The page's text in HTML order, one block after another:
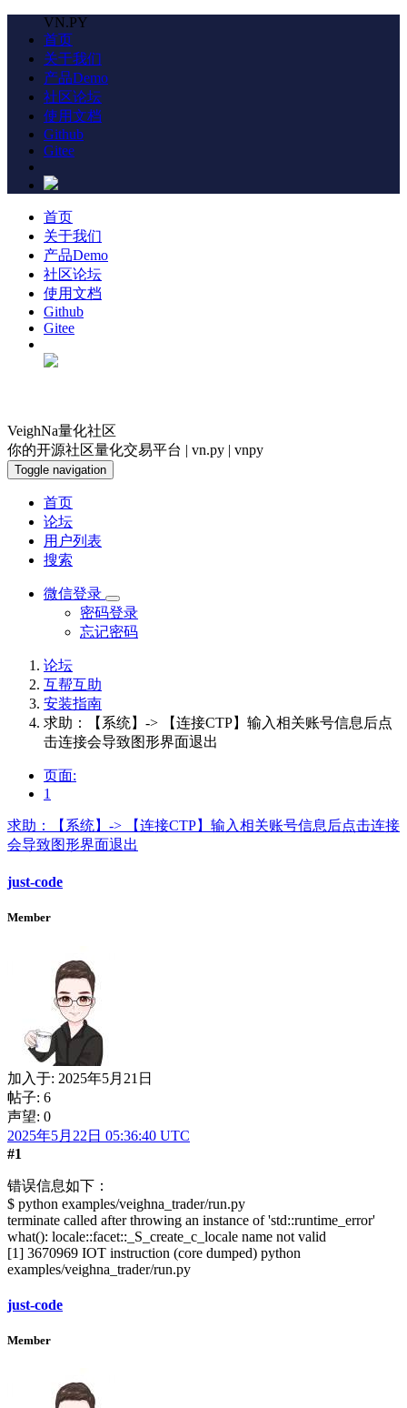
VN.PY
首页
关于我们
产品Demo
社区论坛
使用文档
Github
Gitee
首页
关于我们
产品Demo
社区论坛
使用文档
Github
Gitee
VeighNa量化社区
你的开源社区量化交易平台 | vn.py | vnpy
Toggle navigation
首页
论坛
用户列表
搜索
微信登录
密码登录
忘记密码
论坛
互帮互助
安装指南
求助：【系统】-> 【连接CTP】输入相关账号信息后点
击连接会导致图形界面退出
页面:
1
求助：【系统】-> 【连接CTP】输入相关账号信息后点击连接
会导致图形界面退出
just-code
Member
加入于: 2025年5月21日
帖子: 6
声望: 0
2025年5月22日 05:36:40 UTC
#1
错误信息如下：
$ python examples/veighna_trader/run.py
terminate called after throwing an instance of 'std::runtime_error'
what(): locale::facet::_S_create_c_locale name not valid
[1] 3670969 IOT instruction (core dumped) python
examples/veighna_trader/run.py
just-code
Member